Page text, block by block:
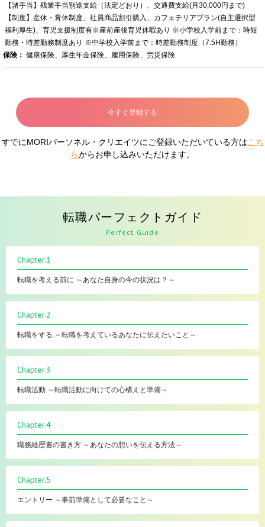
【諸手当】残業手当別途支給（法定どおり）、交通費支給(月30,000円まで)
【制度】産休・育休制度、社員商品割引購入、カフェテリアプラン(自主選択型
福利厚生)、育児支援制度有※産前産後育児休暇あり ※小学校入学前まで：時短
勤務・時差勤務制度あり ※中学校入学前まで：時差勤務制度（7.5H勤務）
保険： 健康保険、厚生年金保険、雇用保険、労災保険
今すぐ登録する
すでにMORIパーソネル・クリエイツにご登録いただいている方はこち
らからお申し込みいただけます。
転職パーフェクトガイド
Perfect Guide
Chapter.1
転職を考える前に ～あなた自身の今の状況は？～
Chapter.2
転職をする ～転職を考えているあなたに伝えたいこと～
Chapter.3
転職活動 ～転職活動に向けての心構えと準備～
Chapter.4
職務経歴書の書き方 ～あなたの想いを伝える方法～
Chapter.5
エントリー ～事前準備として必要なこと～